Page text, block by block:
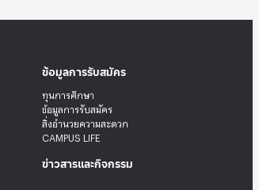
ข้อมูลการรับสมัคร
ทุนการศึกษา
ข้อมูลการรับสมัคร
สิ่งอำนวยความสะดวก
CAMPUS LIFE
ข่าวสารและกิจกรรม